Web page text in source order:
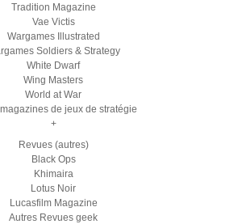
Tradition Magazine
Vae Victis
Wargames Illustrated
Soldiers & Strategy
White Dwarf
Wing Masters
World at War
de jeux de stratégie
+
Revues (autres)
Black Ops
Khimaira
Lotus Noir
Lucasfilm Magazine
Autres Revues geek